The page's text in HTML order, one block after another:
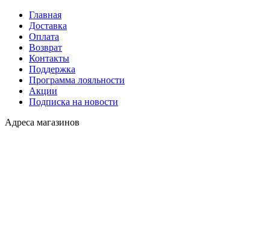
Главная
Доставка
Оплата
Возврат
Контакты
Поддержка
Программа лояльности
Акции
Подписка на новости
Адреса магазинов